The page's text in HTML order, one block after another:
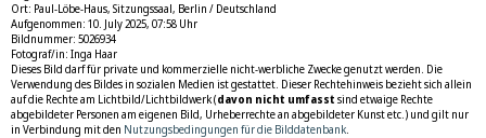
Ort: Paul-Löbe-Haus, Sitzungssaal, Berlin / Deutschland
Aufgenommen: 10. July 2025, 07:58 Uhr
Bildnummer: 5026934
Fotograf/in: Inga Haar
Dieses Bild darf für private und kommerzielle nicht-werbliche Zwecke genutzt werden. Die
Verwendung des Bildes in sozialen Medien ist gestattet. Dieser Rechtehinweis bezieht sich allein
auf die Rechte am Lichtbild/Lichtbildwerk (davon nicht umfasst sind etwaige Rechte
abgebildeter Personen am eigenen Bild, Urheberrechte an abgebildeter Kunst etc.) und gilt nur
in Verbindung mit den Nutzungsbedingungen für die Bilddatenbank.